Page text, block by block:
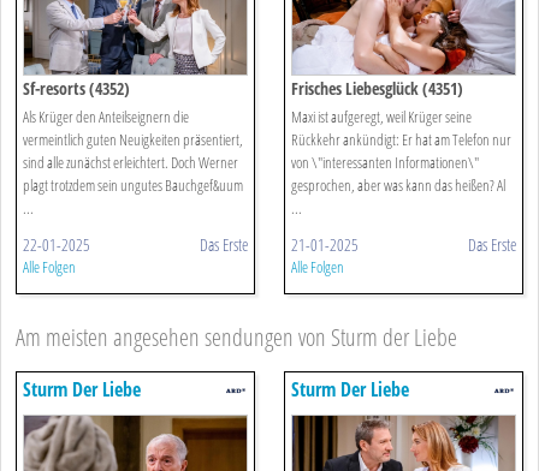
Sf-resorts (4352)
Als Krüger den Anteilseignern die
vermeintlich guten Neuigkeiten präsentiert,
sind alle zunächst erleichtert. Doch Werner
plagt trotzdem sein ungutes Bauchgef&uum
...
22-01-2025 Das Erste
Alle Folgen
Frisches Liebesglück (4351)
Maxi ist aufgeregt, weil Krüger seine
Rückkehr ankündigt: Er hat am Telefon nur
von \"interessanten Informationen\"
gesprochen, aber was kann das heißen? Al
...
21-01-2025 Das Erste
Alle Folgen
Am meisten angesehen sendungen von Sturm der Liebe
Sturm Der Liebe Sturm Der Liebe